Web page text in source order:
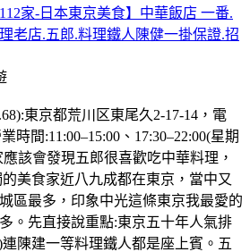
家-日本東京美食】中華飯店 一番.
老店.五郎.料理鐵人陳健一掛保證.招
東京都荒川区東尾久2-17-14，電
時間:11:00–15:00、17:30–22:00(星期
該會發現五郎很喜歡吃中華料理，
美食家近八九成都在東京，當中又
區最多，印象中光這條東京我最愛的
。先直接說重點:東京五十年人氣排
連陳建一等料理鐵人都是座上賓。五